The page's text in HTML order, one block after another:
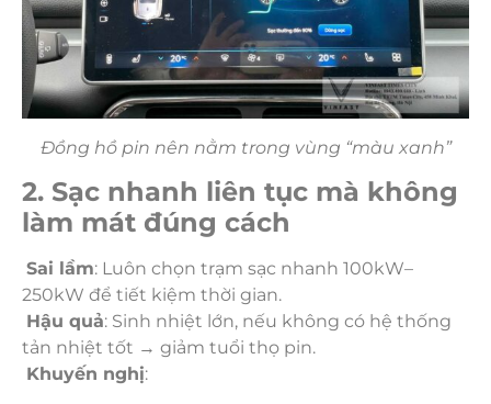
Đồng hồ pin nên nằm trong vùng “màu xanh”
2. Sạc nhanh liên tục mà không
làm mát đúng cách
Sai lầm: Luôn chọn trạm sạc nhanh 100kW–
250kW để tiết kiệm thời gian.
Hậu quả: Sinh nhiệt lớn, nếu không có hệ thống
tản nhiệt tốt → giảm tuổi thọ pin.
Khuyến nghị: